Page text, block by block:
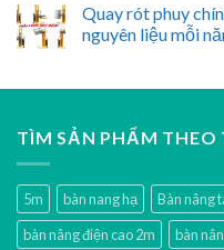
Quay rót phuy
nguyên liệu mỗi
TÌM SẢN PHẨM THEO
5m bàn nang hạ Bàn nâng
bàn nâng điện cao 2m
bàn